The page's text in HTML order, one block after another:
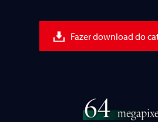
Fazer download do